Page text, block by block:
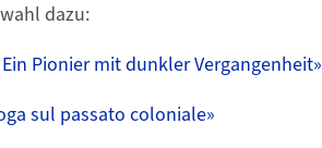
dazu:
Pionier mit dunkler Vergangenheit»
sul passato coloniale»